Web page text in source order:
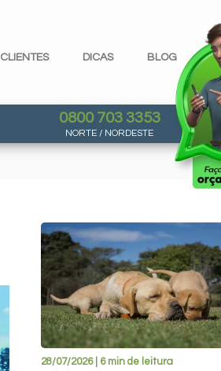
CLIENTES DICAS BLOG
0800 703 3353
NORTE / NORDESTE
28/07/2026 | 6 min de leitura